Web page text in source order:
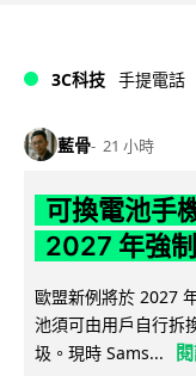
3C科技 手提電話
藍骨 21 小時
可換電池手
2027 年強
歐盟新例將於 2027
池須可由用戶自行拆
圾。現時 Sams...